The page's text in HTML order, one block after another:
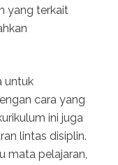
yang terkait
untuk
cara yang
ini juga
lintas disiplin.
mata pelajaran,